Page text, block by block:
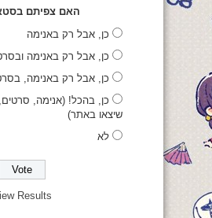
האם צפיתם
כן, אבל רק באנימה
כן, אבל רק באנימה
כן, אבל רק באנימה,
כן, בהכל! (אנימה,
שיצאו באתר)
לא
Results